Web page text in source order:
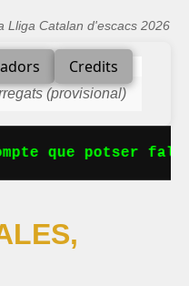
Lliga Catalan d'escacs 2026
Credits
(provisional)
que potser